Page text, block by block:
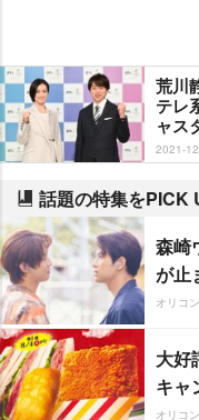
荒川
テレ
ャス
2021-
話題の特集をPICK
森崎
が止
オリコ
大好
キャ
オリコ